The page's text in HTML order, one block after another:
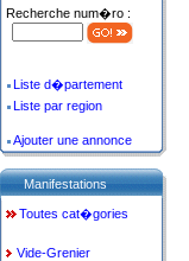
Recherche num�ro :
Liste d�partement
Liste par region
Ajouter une annonce
Manifestations
Toutes cat�gories
Vide-Grenier